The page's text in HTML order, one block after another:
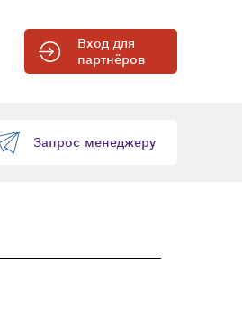
Вход для
партнёров
Запрос менеджеру